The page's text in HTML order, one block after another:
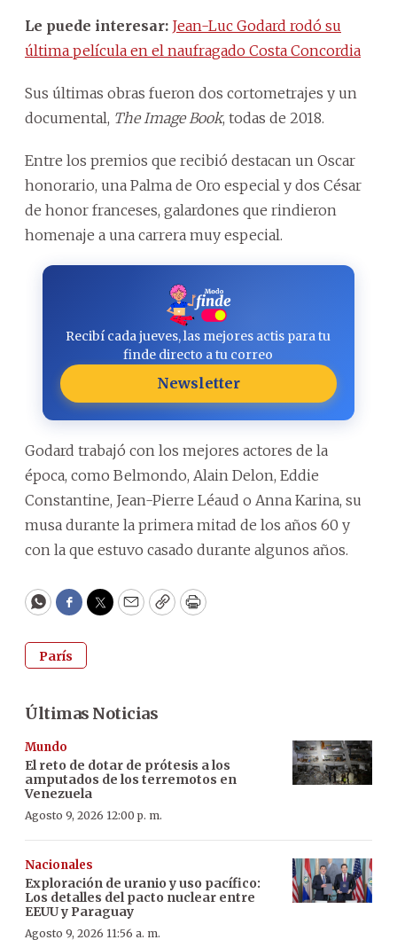
Le puede interesar: Jean-Luc Godard rodó su
última película en el naufragado Costa Concordia
Sus últimas obras fueron dos cortometrajes y un
documental, The Image Book, todas de 2018.
Entre los premios que recibió destacan un Oscar
honorario, una Palma de Oro especial y dos César
de honor franceses, galardones que rindieron
homenaje a una carrera muy especial.
Recibí cada jueves, las mejores actis para tu
finde directo a tu correo
Newsletter
Godard trabajó con los mejores actores de la
época, como Belmondo, Alain Delon, Eddie
Constantine, Jean-Pierre Léaud o Anna Karina, su
musa durante la primera mitad de los años 60 y
con la que estuvo casado durante algunos años.
WhatsApp
Facebook
Twitter
EmailCopyPrint
París
Últimas Noticias
Mundo
El reto de dotar de prótesis a los
amputados de los terremotos en
Venezuela
Agosto 9, 2026 12:00 p. m.
Nacionales
Exploración de uranio y uso pacífico:
Los detalles del pacto nuclear entre
EEUU y Paraguay
Agosto 9, 2026 11:56 a. m.